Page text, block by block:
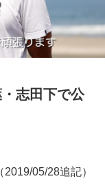
志田下で公
（2019/05/28追記）